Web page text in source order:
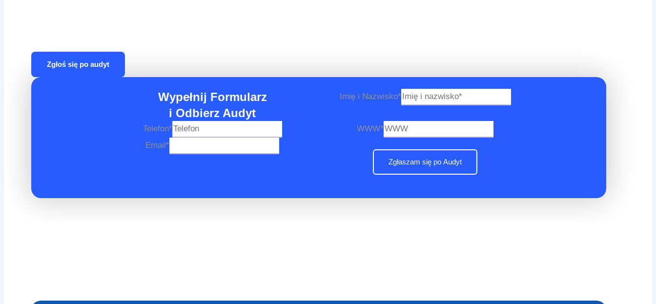
Zgłoś się po audyt
Wypełnij Formularz
i Odbierz Audyt
Imię i Nazwisko*
Telefon* WWW*
Email *
Zgłaszam się po Audyt